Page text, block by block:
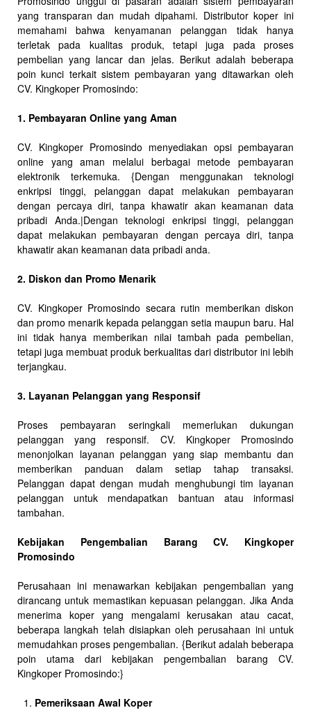
yang transparan dan mudah dipahami. Distributor koper ini
memahami bahwa kenyamanan pelanggan tidak hanya
terletak pada kualitas produk, tetapi juga pada proses
pembelian yang lancar dan jelas. Berikut adalah beberapa
poin kunci terkait sistem pembayaran yang ditawarkan oleh
CV. Kingkoper Promosindo:
1. Pembayaran Online yang Aman
CV. Kingkoper Promosindo menyediakan opsi pembayaran
online yang aman melalui berbagai metode pembayaran
elektronik terkemuka. {Dengan menggunakan teknologi
enkripsi tinggi, pelanggan dapat melakukan pembayaran
dengan percaya diri, tanpa khawatir akan keamanan data
pribadi Anda.|Dengan teknologi enkripsi tinggi, pelanggan
dapat melakukan pembayaran dengan percaya diri, tanpa
khawatir akan keamanan data pribadi anda.
2. Diskon dan Promo Menarik
CV. Kingkoper Promosindo secara rutin memberikan diskon
dan promo menarik kepada pelanggan setia maupun baru. Hal
ini tidak hanya memberikan nilai tambah pada pembelian,
tetapi juga membuat produk berkualitas dari distributor ini lebih
terjangkau.
3. Layanan Pelanggan yang Responsif
Proses pembayaran seringkali memerlukan dukungan
pelanggan yang responsif. CV. Kingkoper Promosindo
menonjolkan layanan pelanggan yang siap membantu dan
memberikan panduan dalam setiap tahap transaksi.
Pelanggan dapat dengan mudah menghubungi tim layanan
pelanggan untuk mendapatkan bantuan atau informasi
tambahan.
Kebijakan Pengembalian Barang CV. Kingkoper
Promosindo
Perusahaan ini menawarkan kebijakan pengembalian yang
dirancang untuk memastikan kepuasan pelanggan. Jika Anda
menerima koper yang mengalami kerusakan atau cacat,
beberapa langkah telah disiapkan oleh perusahaan ini untuk
memudahkan proses pengembalian. {Berikut adalah beberapa
poin utama dari kebijakan pengembalian barang CV.
Kingkoper Promosindo:}
Pemeriksaan Awal Koper